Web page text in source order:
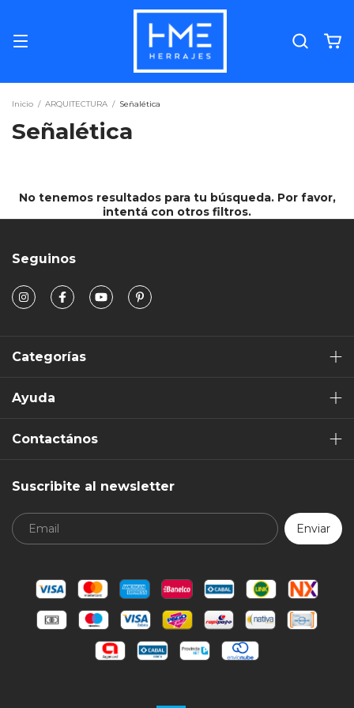
Inicio / ARQUITECTURA / Señalética
Señalética
No tenemos resultados para tu búsqueda. Por favor,
intentá con otros filtros.
Seguinos
Categorías
Ayuda
Contactános
Suscribite al newsletter